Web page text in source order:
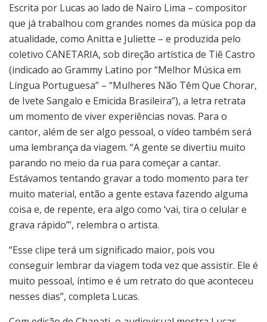
Escrita por Lucas ao lado de Nairo Lima – compositor
que já trabalhou com grandes nomes da música pop da
atualidade, como Anitta e Juliette – e produzida pelo
coletivo CANETARIA, sob direção artística de Tiê Castro
(indicado ao Grammy Latino por “Melhor Música em
Língua Portuguesa” – “Mulheres Não Têm Que Chorar,
de Ivete Sangalo e Emicida Brasileira”), a letra retrata
um momento de viver experiências novas. Para o
cantor, além de ser algo pessoal, o vídeo também será
uma lembrança da viagem. “A gente se divertiu muito
parando no meio da rua para começar a cantar.
Estávamos tentando gravar a todo momento para ter
muito material, então a gente estava fazendo alguma
coisa e, de repente, era algo como ‘vai, tira o celular e
grava rápido’”, relembra o artista.
“Esse clipe terá um significado maior, pois vou
conseguir lembrar da viagem toda vez que assistir. Ele é
muito pessoal, íntimo e é um retrato do que aconteceu
nesses dias”, completa Lucas.